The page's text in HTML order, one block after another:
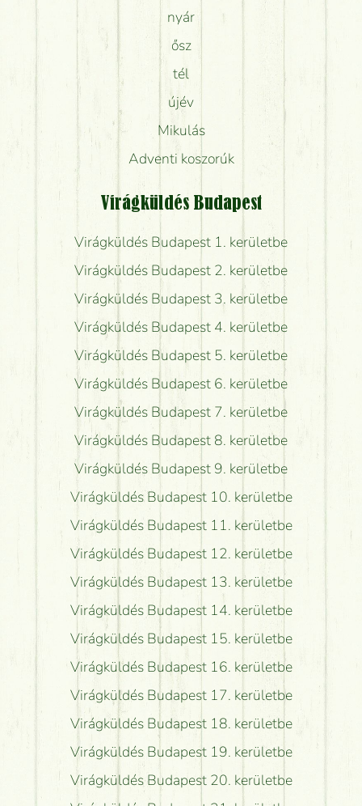
nyár
ősz
tél
újév
Mikulás
Adventi koszorúk
Virágküldés Budapest
Virágküldés Budapest 1. kerületbe
Virágküldés Budapest 2. kerületbe
Virágküldés Budapest 3. kerületbe
Virágküldés Budapest 4. kerületbe
Virágküldés Budapest 5. kerületbe
Virágküldés Budapest 6. kerületbe
Virágküldés Budapest 7. kerületbe
Virágküldés Budapest 8. kerületbe
Virágküldés Budapest 9. kerületbe
Virágküldés Budapest 10. kerületbe
Virágküldés Budapest 11. kerületbe
Virágküldés Budapest 12. kerületbe
Virágküldés Budapest 13. kerületbe
Virágküldés Budapest 14. kerületbe
Virágküldés Budapest 15. kerületbe
Virágküldés Budapest 16. kerületbe
Virágküldés Budapest 17. kerületbe
Virágküldés Budapest 18. kerületbe
Virágküldés Budapest 19. kerületbe
Virágküldés Budapest 20. kerületbe